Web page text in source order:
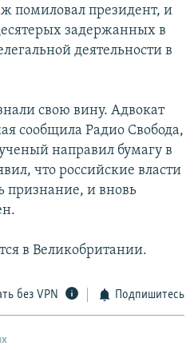
помиловал президент, и
задержанных в
деятельности в
свою вину. Адвокат
сообщила Радио Свобода,
направил бумагу в
что российские власти
признание, и вновь
в Великобритании.
без VPN Подпишитесь